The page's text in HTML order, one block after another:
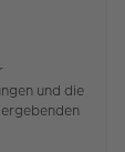
und die